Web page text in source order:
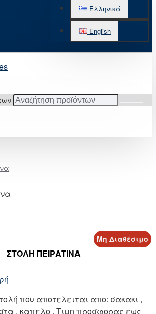
Ελληνικά
English
Μη Διαθέσιμο
ΣΤΟΛΉ ΠΕΙΡΑΤΙΝΑ
που αποτελειται απο: σακακι ,
, καπελο , Τιμη προσφορας εως